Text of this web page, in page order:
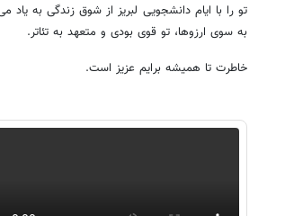
به سوی ارزوها، تو قوی بودی و متعهد به تئاتر.
خاطرت تا همیشه برایم عزیز است.